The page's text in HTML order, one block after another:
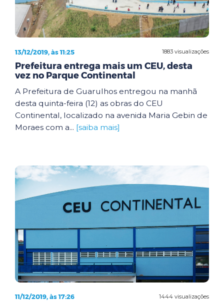
1883 visualizações
13/12/2019, às 11:25
Prefeitura entrega mais um CEU, desta
vez no Parque Continental
A Prefeitura de Guarulhos entregou na manhã
desta quinta-feira (12) as obras do CEU
Continental, localizado na avenida Maria Gebin de
Moraes com a... [saiba mais]
1444 visualizações
11/12/2019, às 17:26